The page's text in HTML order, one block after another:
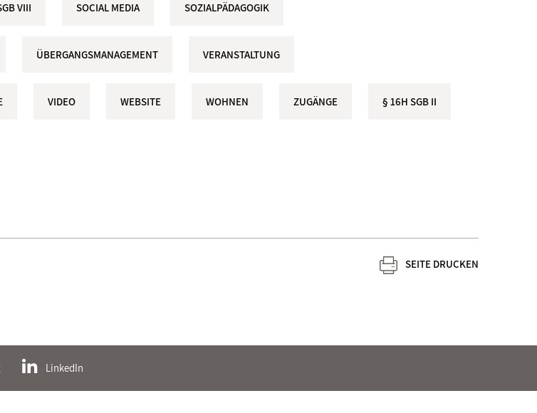
VIII SOCIAL MEDIA SOZIALPÄDAGOGIK
ÜBERGANGSMANAGEMENT VERANSTALTUNG
VIDEO WEBSITE WOHNEN ZUGÄNGE § 16H SGB II
SEITE DRUCKEN
LinkedIn